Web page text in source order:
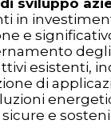
in
e
esistenti,
di
e